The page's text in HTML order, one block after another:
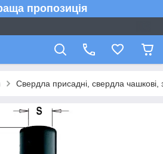
пропозиція
Свердла присадні, свердла чашкові,